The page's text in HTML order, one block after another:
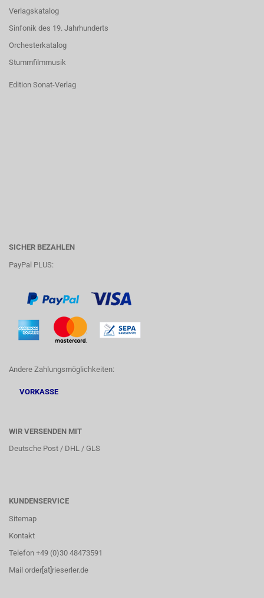
Verlagskatalog
Sinfonik des 19. Jahrhunderts
Orchesterkatalog
Stummfilmmusik
Edition Sonat-Verlag
SICHER BEZAHLEN
PayPal PLUS:
Andere Zahlungsmöglichkeiten:
VORKASSE
WIR VERSENDEN MIT
Deutsche Post / DHL / GLS
KUNDENSERVICE
Sitemap
Kontakt
Telefon +49 (0)30 48473591
Mail order[at]rieserler.de